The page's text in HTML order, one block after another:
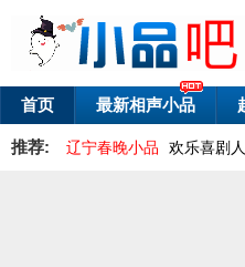
首页 最新相声小品
推荐: 辽宁春晚小品 欢乐喜剧人